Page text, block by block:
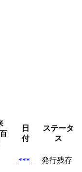
日
付
ステータ
ス
***
発行残存